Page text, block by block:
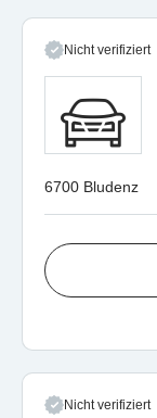
Nicht verifiziert
6700 Bludenz
Nicht verifiziert